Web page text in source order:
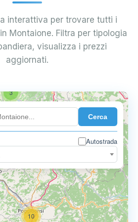
interattiva per trovare tutti i
Montaione. Filtra per tipologia
visualizza i prezzi
aggiornati.
Cerca
Autostrada
3
10
3